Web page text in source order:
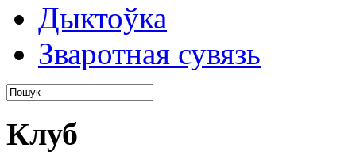
Дыктоўка
Зваротная сувязь
Клуб